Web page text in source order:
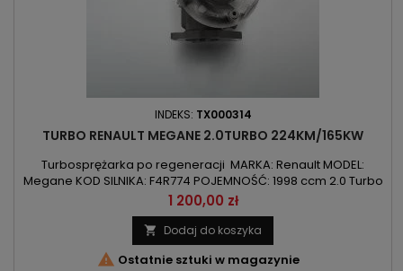
INDEKS: TX000314
TURBO RENAULT MEGANE 2.0TURBO 224KM/165KW
Turbosprężarka po regeneracji MARKA: Renault MODEL:
Megane KOD SILNIKA: F4R774 POJEMNOŚĆ: 1998 ccm 2.0 Turbo
MOC:165kW/224KM ROK PRODUKCJI: Od 2001r
Cena
1 200,00 zł
 Dodaj do koszyka
 Ostatnie sztuki w magazynie